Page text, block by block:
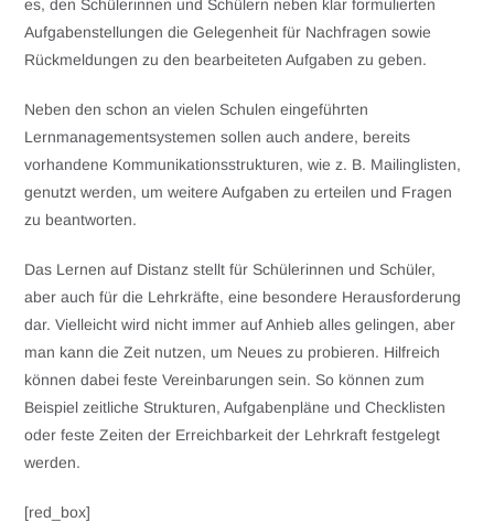
es, den Schülerinnen und Schülern neben klar formulierten
Aufgabenstellungen die Gelegenheit für Nachfragen sowie
Rückmeldungen zu den bearbeiteten Aufgaben zu geben.
Neben den schon an vielen Schulen eingeführten
Lernmanagementsystemen sollen auch andere, bereits
vorhandene Kommunikationsstrukturen, wie z. B. Mailinglisten,
genutzt werden, um weitere Aufgaben zu erteilen und Fragen
zu beantworten.
Das Lernen auf Distanz stellt für Schülerinnen und Schüler,
aber auch für die Lehrkräfte, eine besondere Herausforderung
dar. Vielleicht wird nicht immer auf Anhieb alles gelingen, aber
man kann die Zeit nutzen, um Neues zu probieren. Hilfreich
können dabei feste Vereinbarungen sein. So können zum
Beispiel zeitliche Strukturen, Aufgabenpläne und Checklisten
oder feste Zeiten der Erreichbarkeit der Lehrkraft festgelegt
werden.
[red_box]